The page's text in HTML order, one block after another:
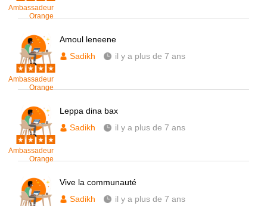
Ambassadeur
Orange
Ambassadeur
Orange
Amoul leneene
Sadikh
il y a plus de 7 ans
Ambassadeur
Orange
Leppa dina bax
Sadikh
il y a plus de 7 ans
Vive la communauté
Sadikh
il y a plus de 7 ans